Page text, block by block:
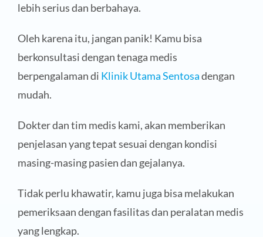
lebih serius dan berbahaya.
Oleh karena itu, jangan panik! Kamu bisa
berkonsultasi dengan tenaga medis
berpengalaman di Klinik Utama Sentosadengan
mudah.
Dokter dan tim medis kami, akan memberikan
penjelasan yang tepat sesuai dengan kondisi
masing-masing pasien dan gejalanya.
Tidak perlu khawatir, kamu juga bisa melakukan
pemeriksaan dengan fasilitas dan peralatan medis
yang lengkap.